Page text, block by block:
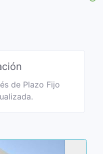
de Plazo Fijo